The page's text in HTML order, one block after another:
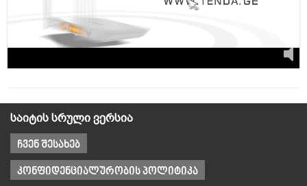
საიტის სრული ვერსია
ჩვენ შესახებ
კონფიდენციალურობის პოლიტიკა